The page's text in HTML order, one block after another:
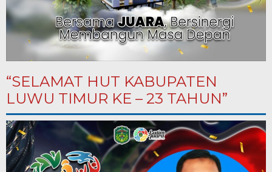
“SELAMAT HUT KABUPATEN
LUWU TIMUR KE – 23 TAHUN”